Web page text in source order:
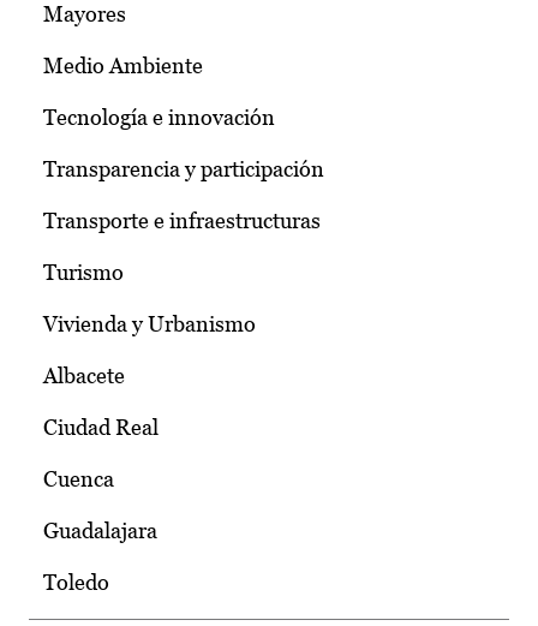
Mayores
Medio Ambiente
Tecnología e innovación
Transparencia y participación
Transporte e infraestructuras
Turismo
Vivienda y Urbanismo
Albacete
Ciudad Real
Cuenca
Guadalajara
Toledo